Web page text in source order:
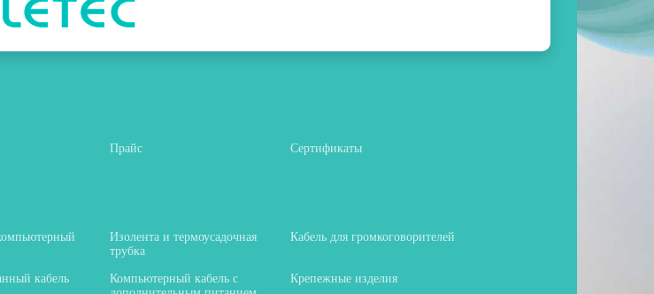
Прайс Сертификаты
Изолента и термоусадочная
трубка
Кабель для громкоговорителей
кабель
Компьютерный кабель с
Крепежные изделия